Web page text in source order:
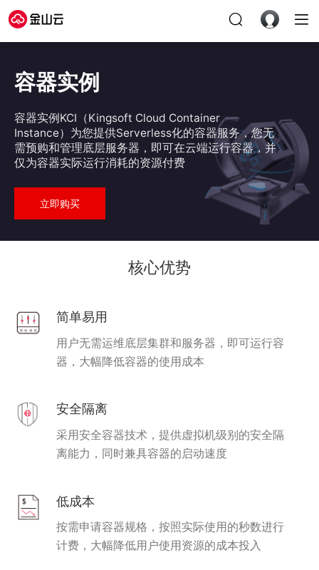
容器实例
容器实例KCI（Kingsoft Cloud Container
Instance）为您提供Serverless化的容器服务，您无
需预购和管理底层服务器，即可在云端运行容器，并
仅为容器实际运行消耗的资源付费
立即购买
核心优势
简单易用
用户无需运维底层集群和服务器，即可运行容
器，大幅降低容器的使用成本
安全隔离
采用安全容器技术，提供虚拟机级别的安全隔
离能力，同时兼具容器的启动速度
低成本
按需申请容器规格，按照实际使用的秒数进行
计费，大幅降低用户使用资源的成本投入